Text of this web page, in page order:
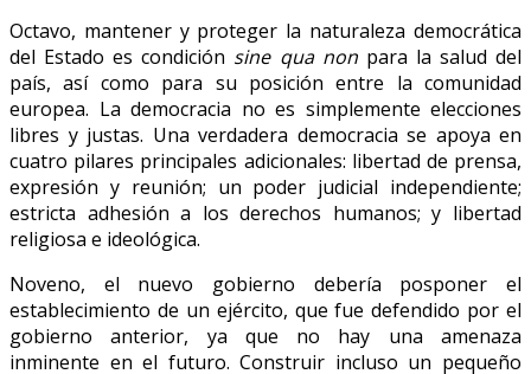
Octavo, mantener y proteger la naturaleza democrática
del Estado es condición sine qua nonpara la salud del
país, así como para su posición entre la comunidad
europea. La democracia no es simplemente elecciones
libres y justas. Una verdadera democracia se apoya en
cuatro pilares principales adicionales: libertad de prensa,
expresión y reunión; un poder judicial independiente;
estricta adhesión a los derechos humanos; y libertad
religiosa e ideológica.
Noveno, el nuevo gobierno debería posponer el
establecimiento de un ejército, que fue defendido por el
gobierno anterior, ya que no hay una amenaza
inminente en el futuro. Construir incluso un pequeño